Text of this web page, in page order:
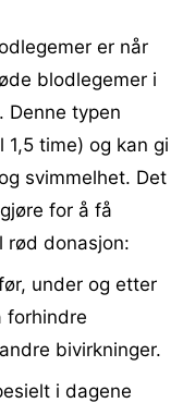
er når
blodlegemer i
Denne typen
time) og kan gi
svimmelhet. Det
for å få
rød donasjon:
under og etter
forhindre
bivirkninger.
i dagene